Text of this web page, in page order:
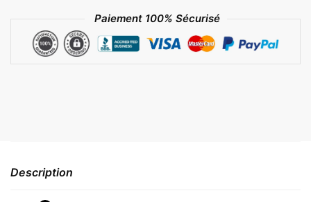
Paiement 100% Sécurisé
Description